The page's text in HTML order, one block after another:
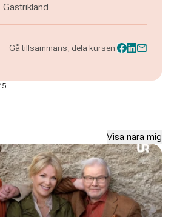
Gästrikland
till Prova på - Pappersslöjd
Gå tillsammans, dela kursen:
Visa nära mig